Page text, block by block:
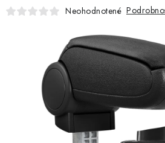
VYBAVENIE DIELNE
ČISTENIE A UMÝVANIE
PROFI PORADŇA
GARÁŽOVÝ BAZÁR
Neohodnotené